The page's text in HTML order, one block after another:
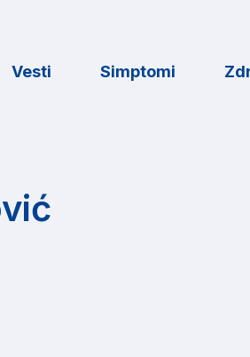
Vesti Simptomi